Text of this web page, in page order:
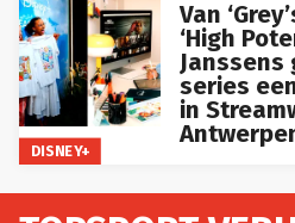
DISNEY+
Van
‘High
Janssens
series
in